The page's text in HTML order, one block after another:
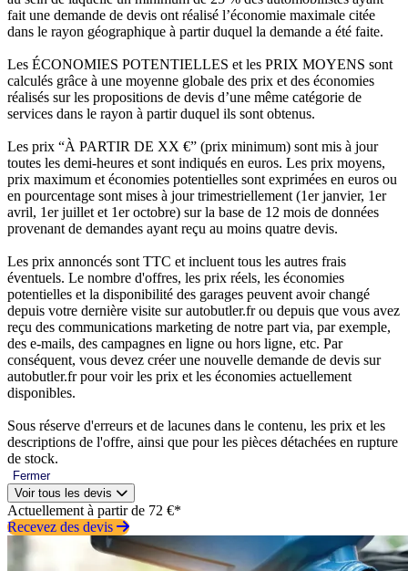
fait une demande de devis ont réalisé l’économie maximale citée
dans le rayon géographique à partir duquel la demande a été faite.
Les ÉCONOMIES POTENTIELLES et les PRIX MOYENS sont
calculés grâce à une moyenne globale des prix et des économies
réalisés sur les propositions de devis d’une même catégorie de
services dans le rayon à partir duquel ils sont obtenus.
Les prix “À PARTIR DE XX €” (prix minimum) sont mis à jour
toutes les demi-heures et sont indiqués en euros. Les prix moyens,
prix maximum et économies potentielles sont exprimées en euros ou
en pourcentage sont mises à jour trimestriellement (1er janvier, 1er
avril, 1er juillet et 1er octobre) sur la base de 12 mois de données
provenant de demandes ayant reçu au moins quatre devis.
Les prix annoncés sont TTC et incluent tous les autres frais
éventuels. Le nombre d'offres, les prix réels, les économies
potentielles et la disponibilité des garages peuvent avoir changé
depuis votre dernière visite sur autobutler.fr ou depuis que vous avez
reçu des communications marketing de notre part via, par exemple,
des e-mails, des campagnes en ligne ou hors ligne, etc. Par
conséquent, vous devez créer une nouvelle demande de devis sur
autobutler.fr pour voir les prix et les économies actuellement
disponibles.
Sous réserve d'erreurs et de lacunes dans le contenu, les prix et les
descriptions de l'offre, ainsi que pour les pièces détachées en rupture
de stock.
Fermer
Voir tous les devis
Actuellement à partir de 72 €*
Recevez des devis